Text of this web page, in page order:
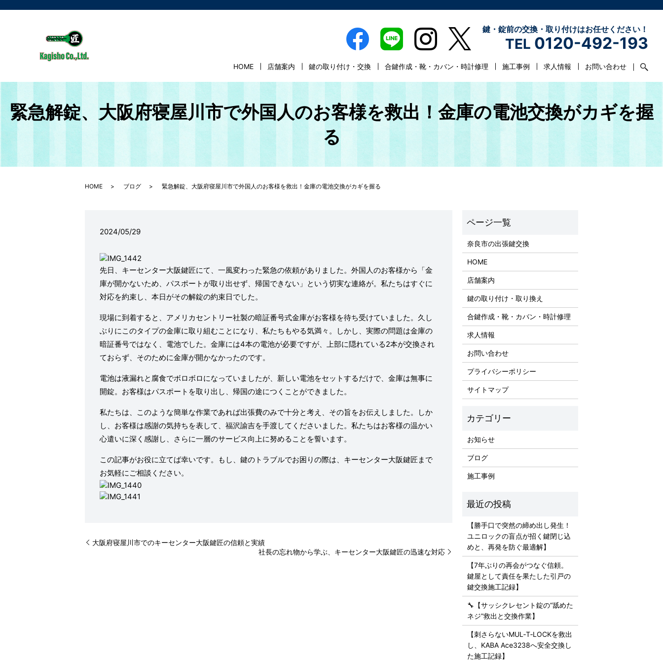
鍵・錠前の交換・取り付けはお任せください！
TEL 0120-492-193
HOME 店舗案内 鍵の取り付け・交換 合鍵作成・靴・カバン・時計修理 施工事例 求人情報 お問い合わせ
緊急解錠、大阪府寝屋川市で外国人のお客様を救出！金庫の電池交換がカギを握
る
HOME ブログ 緊急解錠、大阪府寝屋川市で外国人のお客様を救出！金庫の電池交換がカギを握る
2024/05/29
先日、キーセンター大阪鍵匠にて、一風変わった緊急の依頼がありました。外国人のお客様から「金
庫が開かないため、パスポートが取り出せず、帰国できない」という切実な連絡が。私たちはすぐに
対応を約束し、本日がその解錠の約束日でした。
現場に到着すると、アメリカセントリー社製の暗証番号式金庫がお客様を待ち受けていました。久し
ぶりにこのタイプの金庫に取り組むことになり、私たちもやる気満々。しかし、実際の問題は金庫の
暗証番号ではなく、電池でした。金庫には4本の電池が必要ですが、上部に隠れている2本が交換され
ておらず、そのために金庫が開かなかったのです。
電池は液漏れと腐食でボロボロになっていましたが、新しい電池をセットするだけで、金庫は無事に
開錠。お客様はパスポートを取り出し、帰国の途につくことができました。
私たちは、このような簡単な作業であれば出張費のみで十分と考え、その旨をお伝えしました。しか
し、お客様は感謝の気持ちを表して、福沢諭吉を手渡してくださいました。私たちはお客様の温かい
心遣いに深く感謝し、さらに一層のサービス向上に努めることを誓います。
この記事がお役に立てば幸いです。もし、鍵のトラブルでお困りの際は、キーセンター大阪鍵匠まで
お気軽にご相談ください。
大阪府寝屋川市でのキーセンター大阪鍵匠の信頼と実績
社長の忘れ物から学ぶ、キーセンター大阪鍵匠の迅速な対応
奈良市の出張鍵交換
HOME
店舗案内
鍵の取り付け・取り換え
合鍵作成・靴・カバン・時計修理
求人情報
お問い合わせ
プライバシーポリシー
サイトマップ
お知らせ
ブログ
施工事例
【勝手口で突然の締め出し発生！
ユニロックの盲点が招く鍵閉じ込
めと、再発を防ぐ最適解】
【7年ぶりの再会がつなぐ信頼。
鍵屋として責任を果たした引戸の
鍵交換施工記録】
🔧【サッシクレセント錠の“舐めた
ネジ”救出と交換作業】
【刺さらないMUL‑T‑LOCKを救出
し、KABA Ace3238へ安全交換し
た施工記録】